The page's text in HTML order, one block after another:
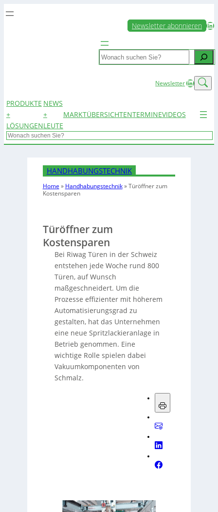
Newsletter abonnieren LinkedIn
Search
NewsletterLinkedIn
PRODUKTE
+
LÖSUNGEN
NEWS
+
LEUTE
MARKTÜBERSICHTENTERMINEVIDEOS
Search
HANDHABUNGSTECHNIK
Home » Handhabungstechnik»Türöffner zum
Kostensparen
Türöffner zum
Kostensparen
Bei Riwag Türen in der Schweiz
entstehen jede Woche rund 800
Türen, auf Wunsch
maßgeschneidert. Um die
Prozesse effizienter mit höherem
Automatisierungsgrad zu
gestalten, hat das Unternehmen
eine neue Spritzlackieranlage in
Betrieb genommen. Eine
wichtige Rolle spielen dabei
Vakuumkomponenten von
Schmalz.